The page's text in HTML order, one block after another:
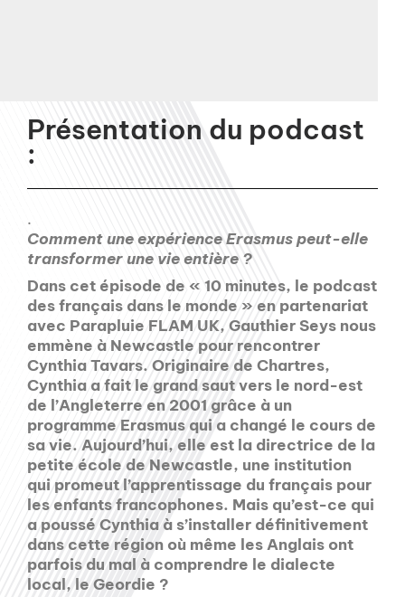
Présentation du podcast
:
.
Comment une expérience Erasmus peut-elle
transformer une vie entière ?
Dans cet épisode de « 10 minutes, le podcast
des français dans le monde » en partenariat
avec Parapluie FLAM UK, Gauthier Seys nous
emmène à Newcastle pour rencontrer
Cynthia Tavars. Originaire de Chartres,
Cynthia a fait le grand saut vers le nord-est
de l’Angleterre en 2001 grâce à un
programme Erasmus qui a changé le cours de
sa vie. Aujourd’hui, elle est la directrice de la
petite école de Newcastle, une institution
qui promeut l’apprentissage du français pour
les enfants francophones. Mais qu’est-ce qui
a poussé Cynthia à s’installer définitivement
dans cette région où même les Anglais ont
parfois du mal à comprendre le dialecte
local, le Geordie ?